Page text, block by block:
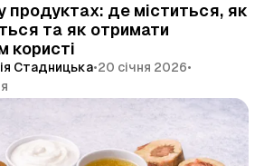
продуктах: де міститься, як
та як отримати
користі
Стадницька•20 січня 2026•